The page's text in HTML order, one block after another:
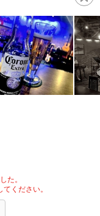
た。
ください。